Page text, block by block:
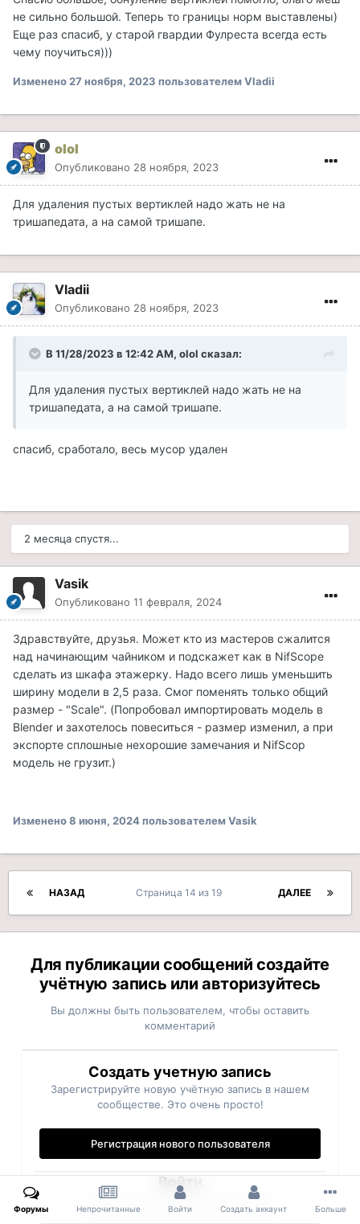
не сильно большой. Теперь то границы норм выставлены)
Еще раз спасиб, у старой гвардии Фулреста всегда есть
чему поучиться)))
Изменено 27 ноября, 2023 пользователем Vladii
olol
Опубликовано 28 ноября, 2023
Для удаления пустых вертиклей надо жать не на
тришапедата, а на самой тришапе.
Vladii
Опубликовано 28 ноября, 2023
В 11/28/2023 в 12:42 AM, olol сказал:
Для удаления пустых вертиклей надо жать не на
тришапедата, а на самой тришапе.
спасиб, сработало, весь мусор удален
2 месяца спустя...
Vasik
Опубликовано 11 февраля, 2024
Здравствуйте, друзья. Может кто из мастеров сжалится
над начинающим чайником и подскажет как в NifScope
сделать из шкафа этажерку. Надо всего лишь уменьшить
ширину модели в 2,5 раза. Смог поменять только общий
размер - "Scale". (Попробовал импортировать модель в
Blender и захотелось повеситься - размер изменил, а при
экспорте сплошные нехорошие замечания и NifScop
модель не грузит.)
Изменено8 июня, 2024пользователем Vasik
НАЗАД ДАЛЕЕ
Страница 14 из 19
Для публикации сообщений создайте
учётную запись или авторизуйтесь
Вы должны быть пользователем, чтобы оставить
комментарий
Создать учетную запись
Зарегистрируйте новую учётную запись в нашем
сообществе. Это очень просто!
Регистрация нового пользователя
Войти
Уже есть аккаунт? Войти в систему.
Форумы Непрочитанные Войти Создать аккаунт Больше